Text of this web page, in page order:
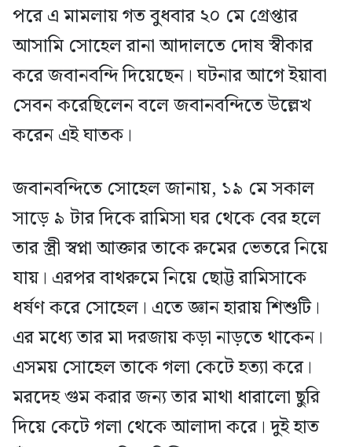
পরে এ মামলায় গত বুধবার ২০ মে গ্রেপ্তার
আসামি সোহেল রানা আদালতে দোষ স্বীকার
করে জবানবন্দি দিয়েছেন। ঘটনার আগে ইয়াবা
সেবন করেছিলেন বলে জবানবন্দিতে উল্লেখ
করেন এই ঘাতক।
জবানবন্দিতে সোহেল জানায়, ১৯ মে সকাল
সাড়ে ৯ টার দিকে রামিসা ঘর থেকে বের হলে
তার স্ত্রী স্বপ্না আক্তার তাকে রুমের ভেতরে নিয়ে
যায়। এরপর বাথরুমে নিয়ে ছোট্ট রামিসাকে
ধর্ষণ করে সোহেল। এতে জ্ঞান হারায় শিশুটি।
এর মধ্যে তার মা দরজায় কড়া নাড়তে থাকেন।
এসময় সোহেল তাকে গলা কেটে হত্যা করে।
মরদেহ গুম করার জন্য তার মাথা ধারালো ছুরি
দিয়ে কেটে গলা থেকে আলাদা করে। দুই হাত